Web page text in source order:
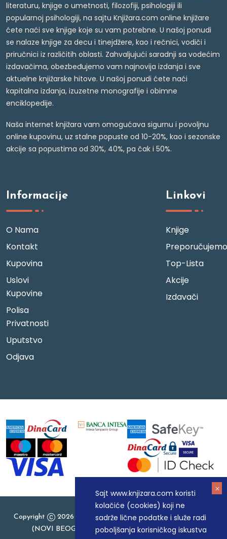
Sajt www.knjizara.com koristi
kolačiće (cookies) koji ne
sadrže lične podatke i služe radi
poboljšanja korisničkog iskustva
literaturu, knjige o umetnosti, filozofiji, psihologiji ili
popularnoj psihologiji, na sajtu Knjižara.com online knjižare
ćete naći sve knjige koje su vam potrebne. U našoj ponudi
se nalaze knjige za decu i tinejdžere, kao i rečnici, vodiči i
priručnici iz različitih oblasti. Zahvaljujući saradnji sa vodećim
izdavačima, obezbeđujemo vam najnovija izdanja i sve
aktuelne knjižarske hitove. U našoj ponudi ćete naći
kapitalna izdanja, izuzetne monografije i obimne
enciklopedije.
Naša internet knjižara vam omogućava sigurnu i povoljnu
online kupovinu, uz stalne popuste od 10-20%, kao i sezonske
akcije sa popustima od 30%, 40%, pa čak i 50%.
Informacije
O Nama
Kontakt
Kupovina
Uslovi
Kupovine
Polisa
Privatnosti
Uputstvo
Odjava
Linkovi
Knjige
Preporučujemo
Top-Lista
Akcije
Izdavači
Copyright
2026 Knjizara.com - MAKART DOO BEOGRAD
(NOVI BEOGRAD), PIB: 105184104, MB: 20337524